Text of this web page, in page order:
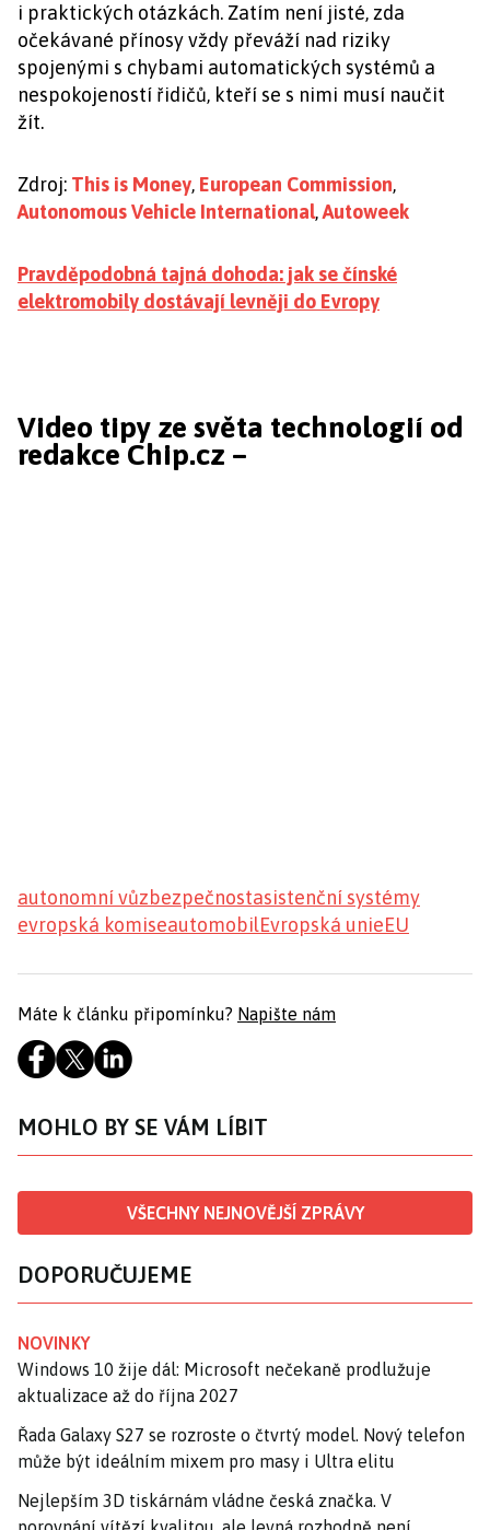
i praktických otázkách. Zatím není jisté, zda
očekávané přínosy vždy převáží nad riziky
spojenými s chybami automatických systémů a
nespokojeností řidičů, kteří se s nimi musí naučit
žít.
Zdroj: This is Money, European Commission,
Autonomous Vehicle International,Autoweek
Pravděpodobná tajná dohoda: jak se čínské
elektromobily dostávají levněji do Evropy
Video tipy ze světa technologií od
redakce Chip.cz –
autonomní vůzbezpečnostasistenční systémy
evropská komiseautomobilEvropská unieEU
Máte k článku připomínku? Napište nám
MOHLO BY SE VÁM LÍBIT
VŠECHNY NEJNOVĚJŠÍ ZPRÁVY
DOPORUČUJEME
NOVINKY
Windows 10 žije dál: Microsoft nečekaně prodlužuje
aktualizace až do října 2027
Řada Galaxy S27 se rozroste o čtvrtý model. Nový telefon
může být ideálním mixem pro masy i Ultra elitu
Nejlepším 3D tiskárnám vládne česká značka. V